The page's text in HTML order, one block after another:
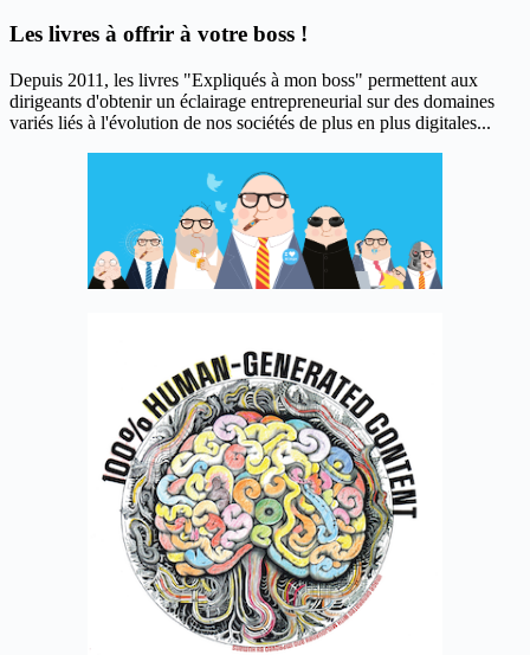
Les livres à offrir à votre boss !
Depuis 2011, les livres "Expliqués à mon boss" permettent aux
dirigeants d'obtenir un éclairage entrepreneurial sur des domaines
variés liés à l'évolution de nos sociétés de plus en plus digitales...